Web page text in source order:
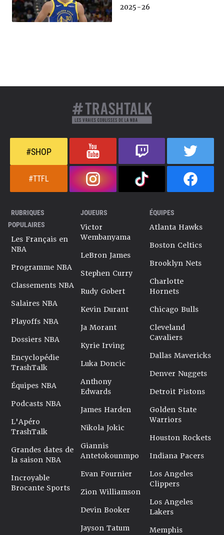
2025-26
#SHOP
#TTFL
RUBRIQUES
POPULAIRES
Les Français en
NBA
Programme NBA
Classements NBA
Salaires NBA
Playoffs NBA
Dossiers NBA
Encyclopédie
TrashTalk
Équipes NBA
Podcasts NBA
L'Apéro
TrashTalk
Grandes dates de
la saison NBA
Incroyable
Brocante Sports
JOUEURS
Victor
Wembanyama
LeBron James
Stephen Curry
Rudy Gobert
Kevin Durant
Ja Morant
Kyrie Irving
Luka Doncic
Anthony
Edwards
James Harden
Nikola Jokic
Giannis
Antetokounmpo
Evan Fournier
Zion Williamson
Devin Booker
Jayson Tatum
ÉQUIPES
Atlanta Hawks
Boston Celtics
Brooklyn Nets
Charlotte
Hornets
Chicago Bulls
Cleveland
Cavaliers
Dallas Mavericks
Denver Nuggets
Detroit Pistons
Golden State
Warriors
Houston Rockets
Indiana Pacers
Los Angeles
Clippers
Los Angeles
Lakers
Memphis